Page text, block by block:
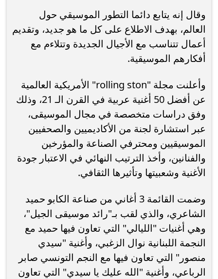
وقال إنه يتابع دائما التطور الموسيقي حول
العالم، بهدف الاطلاع على كل ما هو جديد، وتقديم
أعمال تتناسب مع الأجيال الجديدة وتتلاءم مع
أفكارهم الموسيقية.
وأعلنت مجلة "rolling ston" الأمريكية العالمية
عن أفضل 50 أغنية عربية في القرن الـ 21، وذلك
وفق دراسات متخصصة في مجال الموسيقى،
عبر استشارة لجنة من الأكاديميين والصحفيين
الموسيقيين ومحترفي الصناعة والمؤرخين
والفنانين، وأخذ الترتيب النهائي في الاعتبار جودة
الأغنية وشعبيتها وتأثيرها الثقافي.
وضمت القائمة 3 أغاني من صناعة الكابو حميد
الشاعري، والذي لقب بـ"رائد موسيقى الجيل"،
وهي أغنيات "الليالي" التي تعاون فيها حميد مع
النجمة اللبنانية نوال الزغبي، وأغنية "سيدي
منصور" التي تعاون فيها مع النجم التونسي صابر
الرباعي، وأغنية "الله عليك يا سيدي" التي تعاون